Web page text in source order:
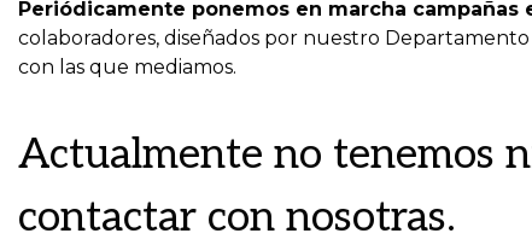
Periódicamente ponemos en marcha campañas
colaboradores, diseñados por nuestro
con las que mediamos.
Actualmente no tenemos
contactar con nosotras.